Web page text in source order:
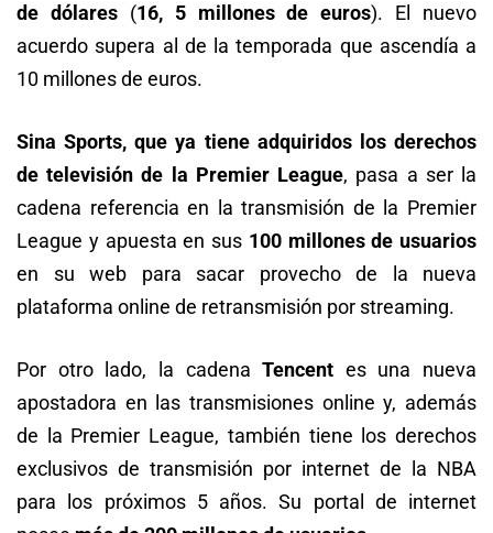
de dólares(16, 5 millones de euros). El nuevo
acuerdo supera al de la temporada que ascendía a
10 millones de euros.
Sina Sports, que ya tiene adquiridos los derechos
de televisión de la Premier League, pasa a ser la
cadena referencia en la transmisión de la Premier
League y apuesta en sus 100 millones de usuarios
en su web para sacar provecho de la nueva
plataforma online de retransmisión por streaming.
Por otro lado, la cadenaTencent es una nueva
apostadora en las transmisiones online y, además
de la Premier League, también tiene los derechos
exclusivos de transmisión por internet de la NBA
para los próximos 5 años. Su portal de internet